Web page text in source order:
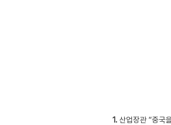
1. 산업장관 “중국을